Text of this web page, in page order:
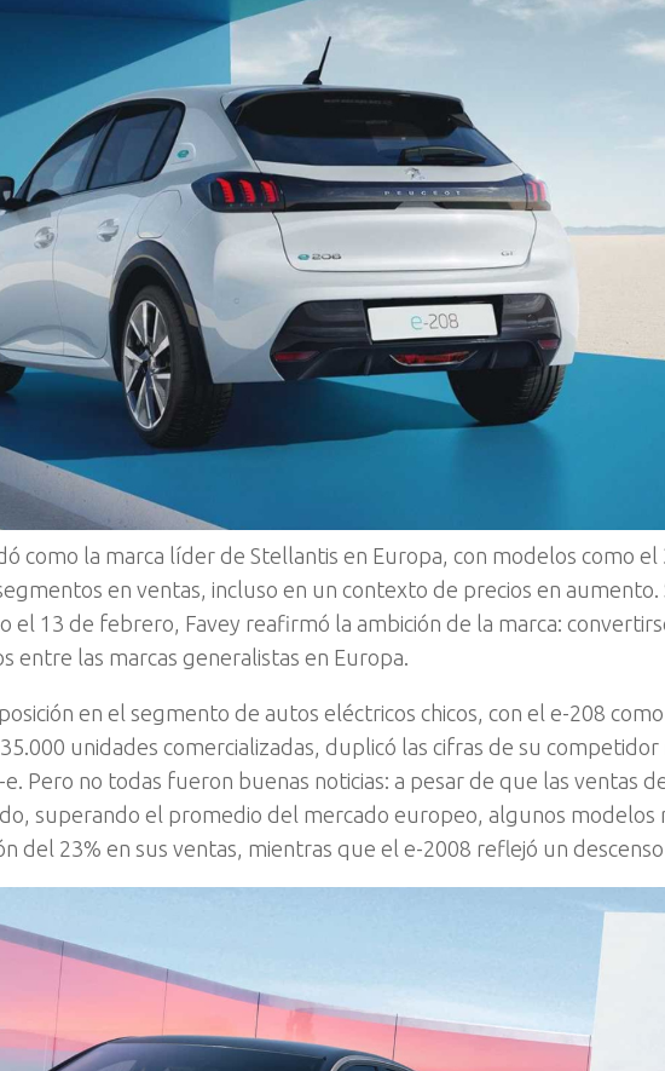
como la marca líder de Stellantis en Europa, con modelos como el
en ventas, incluso en un contexto de precios en aumento.
el 13 de febrero, Favey reafirmó la ambición de la marca:
entre las marcas generalistas en Europa.
en el segmento de autos eléctricos chicos, con el e-208
unidades comercializadas, duplicó las cifras de su competidor
Pero no todas fueron buenas noticias: a pesar de que las ventas de
superando el promedio del mercado europeo, algunos modelos
del 23% en sus ventas, mientras que el e-2008 reflejó un descenso